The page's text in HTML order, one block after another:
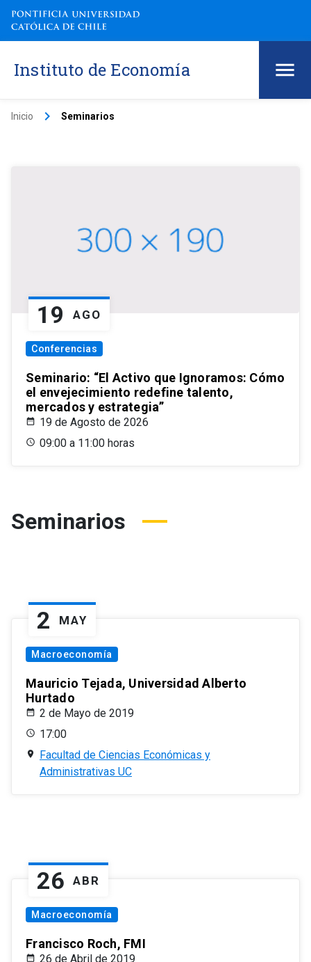
Instituto de Economía
Inicio keyboard_arrow_right Seminarios
19 AGO
Conferencias
Seminario: “El Activo que Ignoramos: Cómo
el envejecimiento redefine talento,
mercados y estrategia”
19 de Agosto de 2026
09:00 a 11:00 horas
Seminarios
2 MAY
Macroeconomía
Mauricio Tejada, Universidad Alberto
Hurtado
2 de Mayo de 2019
17:00
Facultad de Ciencias Económicas y
Administrativas UC
26 ABR
Macroeconomía
Francisco Roch, FMI
26 de Abril de 2019